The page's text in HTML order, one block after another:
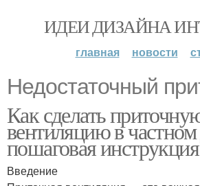
ИДЕИ ДИЗАЙНА
главная новости
Недостаточный
Как сделать
вентиляцию в
пошаговая инструкция
Введение